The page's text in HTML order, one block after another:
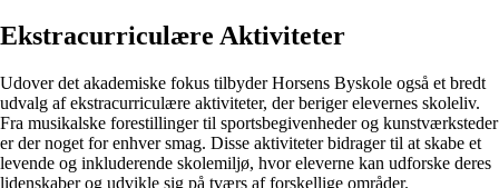
Ekstracurriculære Aktiviteter
Udover det akademiske fokus tilbyder Horsens Byskole også et bredt
udvalg af ekstracurriculære aktiviteter, der beriger elevernes skoleliv.
Fra musikalske forestillinger til sportsbegivenheder og kunstværksteder
er der noget for enhver smag. Disse aktiviteter bidrager til at skabe et
levende og inkluderende skolemiljø, hvor eleverne kan udforske deres
lidenskaber og udvikle sig på tværs af forskellige områder.